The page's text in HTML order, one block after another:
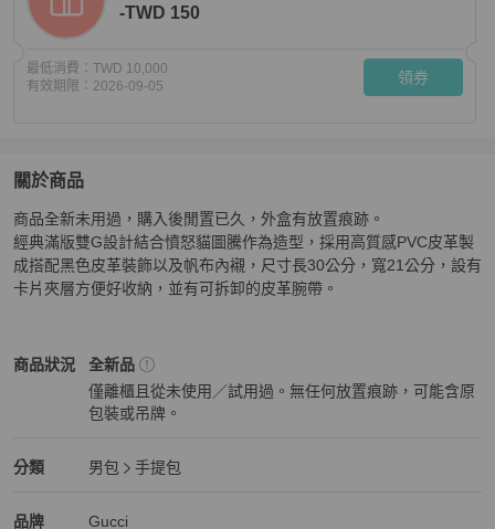
-TWD 150
最低消費： TWD 10,000
有效期限： 2026-09-05 領券
關於商品
關於原價兩萬多 全新 GUCCI 古馳Supreme GG Angry cat 圖
商品全新未用過，購入後閒置已久，外盒有放置痕跡。
經典滿版雙G設計結合憤怒貓圖騰作為造型，採用高質感PVC皮革製
成搭配黑色皮革裝飾以及帆布內襯，尺寸長30公分，寬21公分，設有
卡片夾層方便好收納，並有可拆卸的皮革腕帶。
商品狀況
Gucci男包 商品狀態與細節
全新品
僅離櫃且從未使用／試用過。無任何放置痕跡，可能含原
包裝或吊牌。
分類
Gucci 分類資訊
男包
手提包
品牌
Gucci 男包品牌介紹
Gucci
Gucci 推薦清單